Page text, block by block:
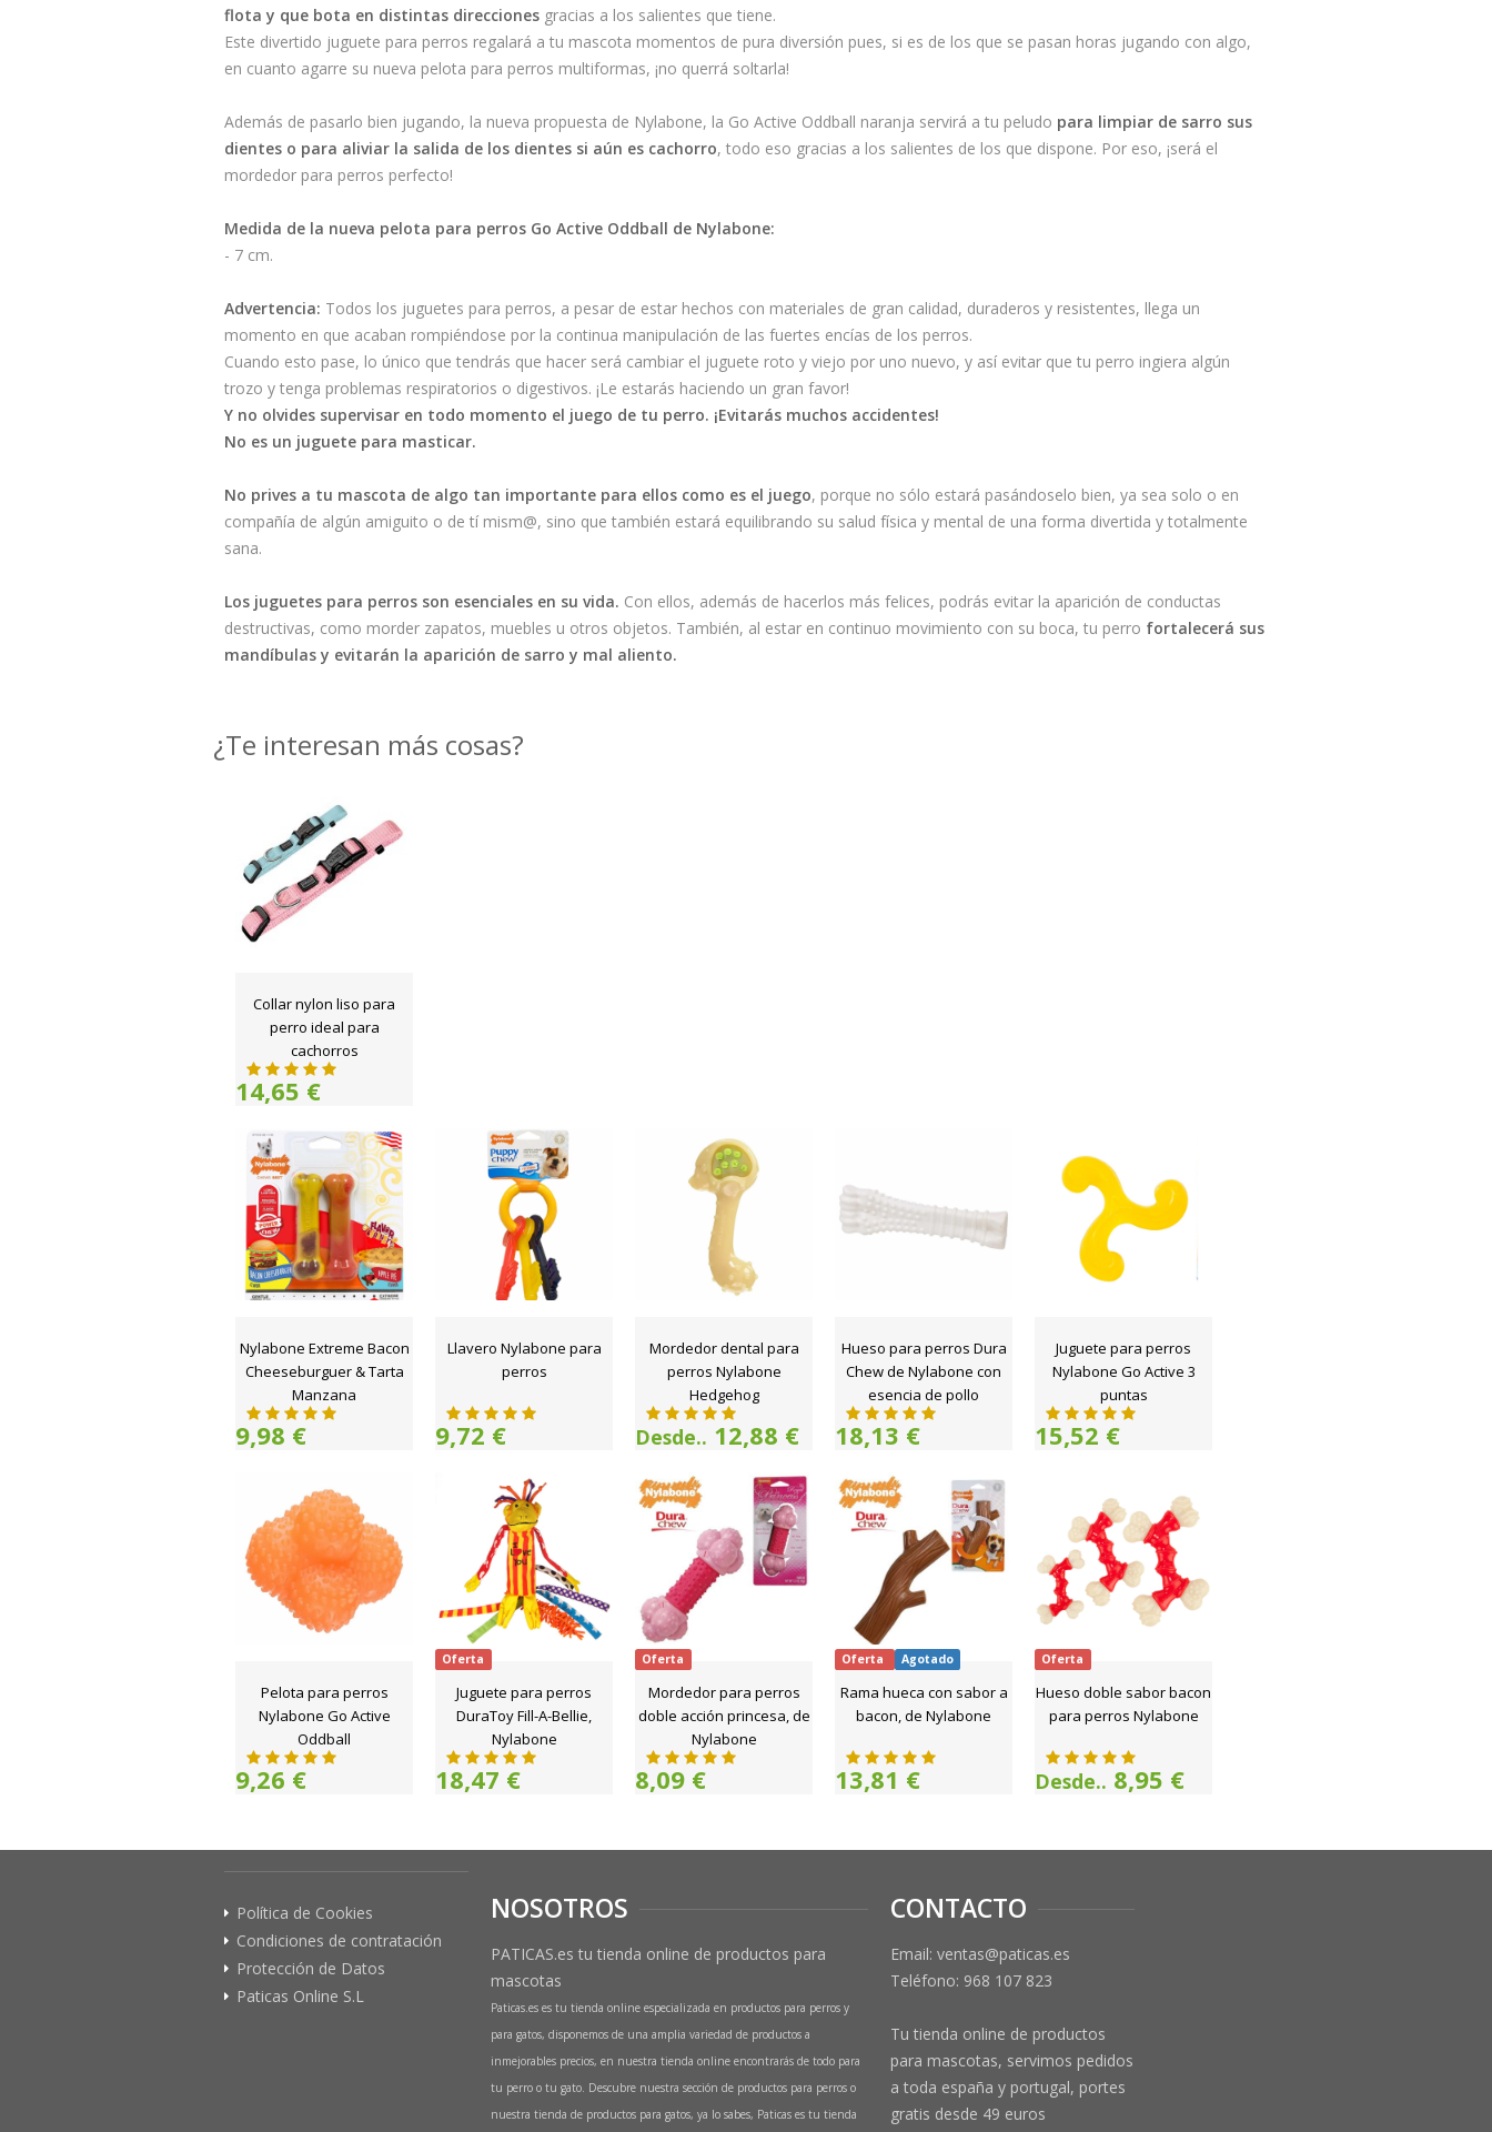
flota y que bota en distintas direcciones gracias a los salientes que tiene.
Este divertido juguete para perros regalará a tu mascota momentos de pura diversión pues, si es de los que se pasan horas jugando con algo,
en cuanto agarre su nueva pelota para perros multiformas, ¡no querrá soltarla!
Además de pasarlo bien jugando, la nueva propuesta de Nylabone, la Go Active Oddball naranja servirá a tu peludo para limpiar de sarro sus
dientes o para aliviar la salida de los dientes si aún es cachorro, todo eso gracias a los salientes de los que dispone. Por eso, ¡será el
mordedor para perros perfecto!
Medida de la nueva pelota para perros Go Active Oddball de Nylabone:
- 7 cm.
Advertencia: Todos los juguetes para perros, a pesar de estar hechos con materiales de gran calidad, duraderos y resistentes, llega un
momento en que acaban rompiéndose por la continua manipulación de las fuertes encías de los perros.
Cuando esto pase, lo único que tendrás que hacer será cambiar el juguete roto y viejo por uno nuevo, y así evitar que tu perro ingiera algún
trozo y tenga problemas respiratorios o digestivos. ¡Le estarás haciendo un gran favor!
Y no olvides supervisar en todo momento el juego de tu perro. ¡Evitarás muchos accidentes!
No es un juguete para masticar.
No prives a tu mascota de algo tan importante para ellos como es el juego, porque no sólo estará pasándoselo bien, ya sea solo o en
compañía de algún amiguito o de tí mism@, sino que también estará equilibrando su salud física y mental de una forma divertida y totalmente
sana.
Los juguetes para perros son esenciales en su vida. Con ellos, además de hacerlos más felices, podrás evitar la aparición de conductas
destructivas, como morder zapatos, muebles u otros objetos. También, al estar en continuo movimiento con su boca, tu perro fortalecerá sus
mandíbulas y evitarán la aparición de sarro y mal aliento.
¿Te interesan más cosas?
Collar nylon liso para
perro ideal para
cachorros
14,65 €
Nylabone Extreme Bacon
Cheeseburguer & Tarta
Manzana
9,98 €
Llavero Nylabone para
perros
9,72 €
Mordedor dental para
perros Nylabone
Hedgehog
Desde.. 12,88 €
Hueso para perros Dura
Chew de Nylabone con
esencia de pollo
18,13 €
Juguete para perros
Nylabone Go Active 3
puntas
15,52 €
Pelota para perros
Nylabone Go Active
Oddball
9,26 €
Oferta
Juguete para perros
DuraToy Fill-A-Bellie,
Nylabone
18,47 €
Oferta
Mordedor para perros
doble acción princesa, de
Nylabone
8,09 €
Oferta Agotado
Rama hueca con sabor a
bacon, de Nylabone
13,81 €
Oferta
Hueso doble sabor bacon
para perros Nylabone
Desde.. 8,95 €
Política de Cookies
Condiciones de contratación
Protección de Datos
Paticas Online S.L
NOSOTROS
PATICAS.es tu tienda online de productos para
mascotas
Paticas.es es tu tienda online especializada en productos para perros y
para gatos, disponemos de una amplia variedad de productos a
inmejorables precios, en nuestra tienda online encontrarás de todo para
tu perro o tu gato. Descubre nuestra sección de productos para perros o
nuestra tienda de productos para gatos, ya lo sabes, Paticas es tu tienda
CONTACTO
Email: ventas@paticas.es
Teléfono: 968 107 823
Tu tienda online de productos
para mascotas, servimos pedidos
a toda españa y portugal, portes
gratis desde 49 euros